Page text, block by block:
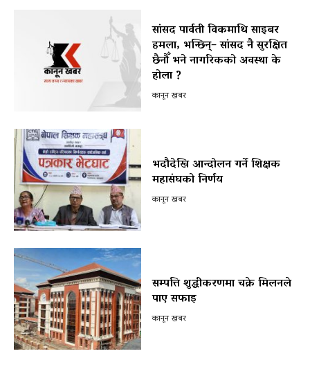
सांसद पार्वती विकमाथि साइबर
हमला, भन्छिन्– सांसद नै सुरक्षित
छैनौँ भने नागरिकको अवस्था के
होला ?
कानून खबर
भदौदेखि आन्दोलन गर्ने शिक्षक
महासंघको निर्णय
कानून खबर
सम्पत्ति शुद्धीकरणमा चक्रे मिलनले
पाए सफाइ
कानून खबर